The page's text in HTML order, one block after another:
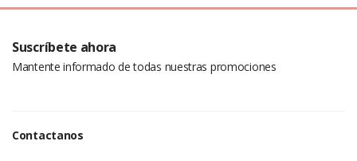
¿Ha perdido la contraseña?
Suscríbete ahora
Mantente informado de todas nuestras promociones
Contactanos